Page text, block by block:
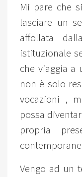
Mi pare che
lasciare un
affollata
istituzionale
che viaggia a
non è solo
vocazioni ,
possa
propria
Vengo ad un